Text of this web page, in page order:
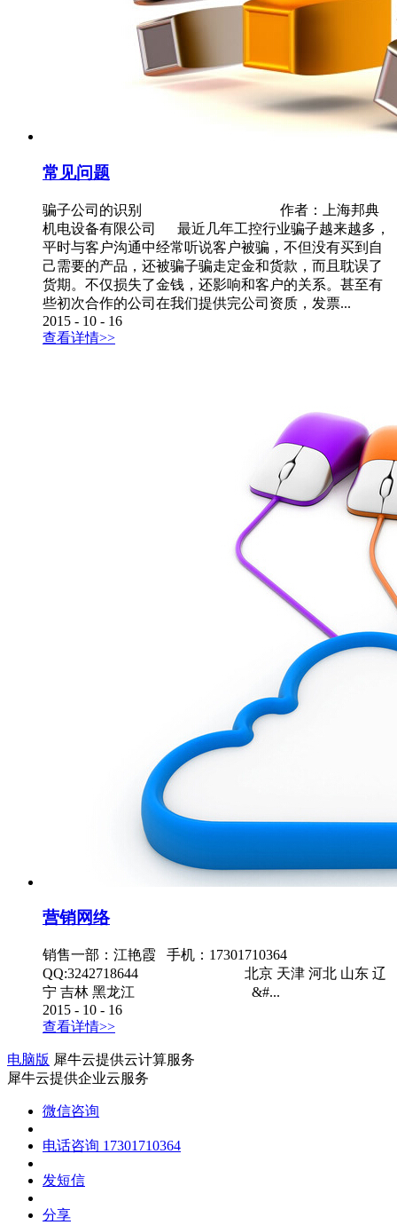
常见问题
骗子公司的识别 作者：上海邦典
机电设备有限公司 最近几年工控行业骗子越来越多，
平时与客户沟通中经常听说客户被骗，不但没有买到自
己需要的产品，还被骗子骗走定金和货款，而且耽误了
货期。不仅损失了金钱，还影响和客户的关系。甚至有
些初次合作的公司在我们提供完公司资质，发票...
2015 - 10 - 16
查看详情>>
营销网络
销售一部：江艳霞 手机：17301710364
QQ:3242718644 北京 天津 河北 山东 辽
宁 吉林 黑龙江 &#...
2015 - 10 - 16
查看详情>>
电脑版 犀牛云提供云计算服务
犀牛云提供企业云服务
微信咨询
电话咨询 17301710364
发短信
分享